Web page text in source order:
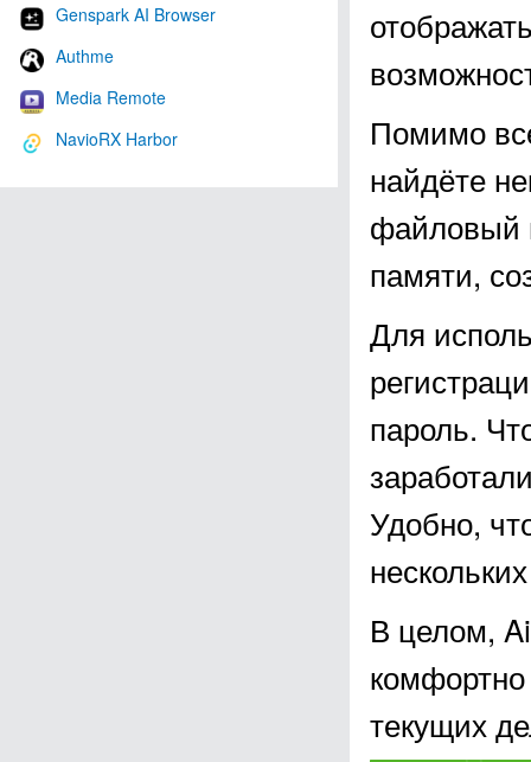
Genspark AI Browser
Authme
Media Remote
NavioRX Harbor
Помимо
найдёте
файловый
памяти,
Для
пароль.
Удобно,
В целом,
комфортно
текущих